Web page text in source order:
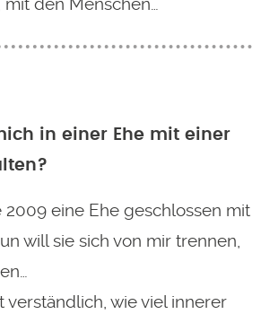
in einer Ehe mit einer
2009 eine Ehe geschlossen mit
will sie sich von mir trennen,
verständlich, wie viel innerer